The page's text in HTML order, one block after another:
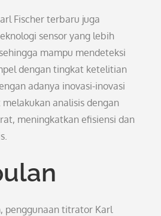
Fischer terbaru juga
sensor yang lebih
mampu mendeteksi
dengan tingkat ketelitian
adanya inovasi-inovasi
analisis dengan
meningkatkan efisiensi dan
penggunaan titrator Karl